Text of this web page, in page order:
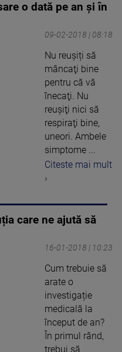
o dată pe an și în
09-02-2018 | 08:18
Nu reușiți să
mâncaţi bine
pentru că vă
înecaţi. Nu
reuşiţi nici să
respiraţi bine,
uneori. Ambele
simptome ...
Citeste mai mult
›
care ne ajută să
16-01-2018 | 10:23
Cum trebuie să
arate o
investigație
medicală la
început de an?
În primul rând,
trebui să